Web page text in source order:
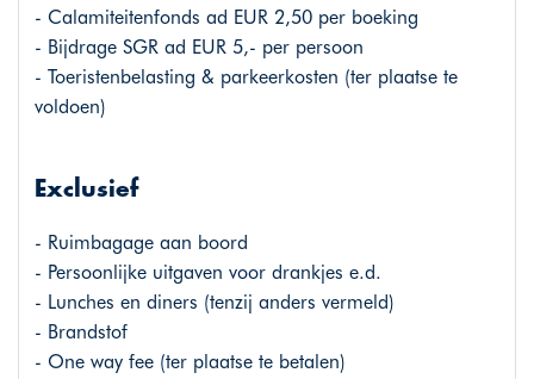
- Calamiteitenfonds ad EUR 2,50 per boeking
- Bijdrage SGR ad EUR 5,- per persoon
- Toeristenbelasting & parkeerkosten (ter plaatse te
voldoen)
Exclusief
- Ruimbagage aan boord
- Persoonlijke uitgaven voor drankjes e.d.
- Lunches en diners (tenzij anders vermeld)
- Brandstof
- One way fee (ter plaatse te betalen)